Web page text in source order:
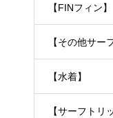
【FINフィン】
【その他サー
【水着】
【サーフトリ